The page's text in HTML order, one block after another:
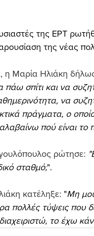
της ΕΡΤ
της νέας
η Μαρία Ηλιάκη
πάω σπίτι και να
να
πράγματα, ο
πού είναι το
ρώτησε:
σταθμό;".
κατέληξε: "Μη
πολλές τύψεις που
το έχω